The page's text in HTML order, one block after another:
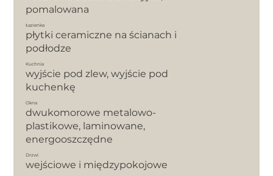
pomalowana
Łazienka
płytki ceramiczne na ścianach i
podłodze
Kuchnia
wyjście pod zlew, wyjście pod
kuchenkę
Okna
dwukomorowe metalowo-
plastikowe, laminowane,
energooszczędne
Drzwi
wejściowe i międzypokojowe